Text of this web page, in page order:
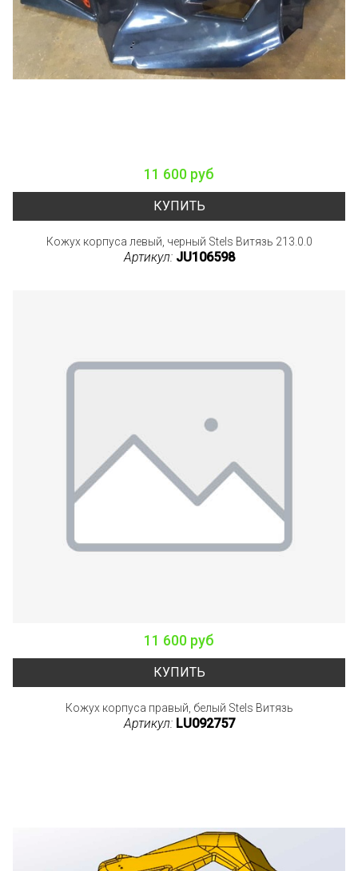
11 600 руб
КУПИТЬ
Кожух корпуса левый, черный Stels Витязь 213.0.0
Артикул: JU106598
11 600 руб
КУПИТЬ
Кожух корпуса правый, белый Stels Витязь
Артикул: LU092757